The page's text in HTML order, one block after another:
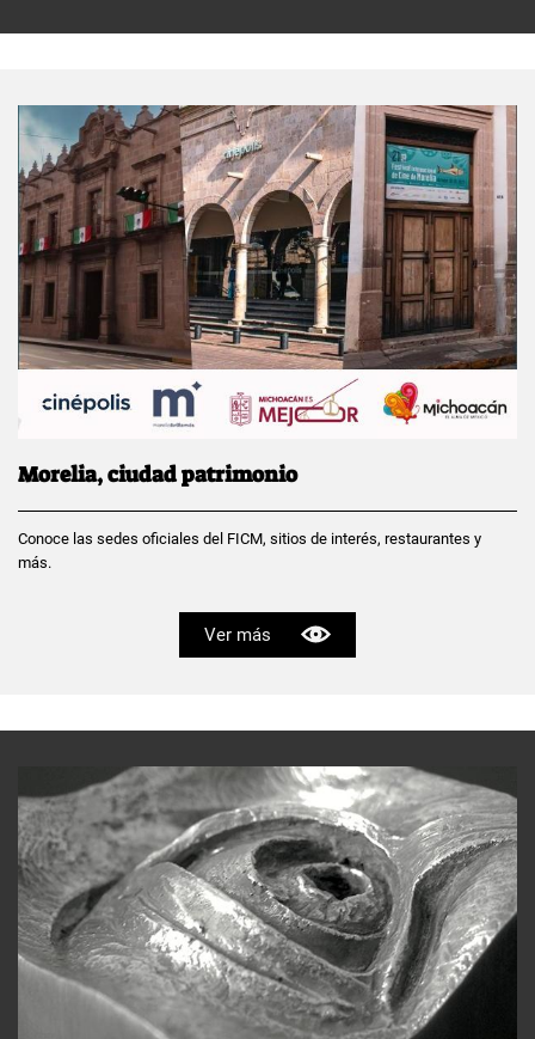
Morelia, ciudad patrimonio
Conoce las sedes oficiales del FICM, sitios de interés, restaurantes y
más.
Ver más